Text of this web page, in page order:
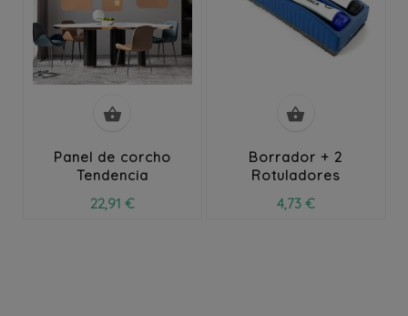

Panel de corcho
Tendencia
22,91 €

Borrador + 2
Rotuladores
4,73 €